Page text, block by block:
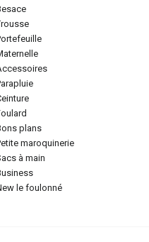
besace
trousse
portefeuille
maternelle
accessoires
parapluie
ceinture
foulard
bons plans
petite maroquinerie
sacs à main
business
new le foulonné